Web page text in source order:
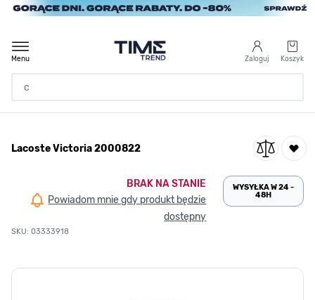
Przejdź do treści
Zaloguj Koszyk
Menu
/ Lacoste Victoria 2000822
Lacoste Victoria 2000822
BRAK NA STANIE
Powiadom mnie gdy produkt będzie
dostępny
SKU: 03333918
WYSYŁKA W 24 -
48H